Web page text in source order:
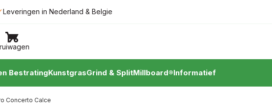
Leveringen in Nederland & Belgie
BestratingKunstgrasGrind & SplitMillboard®Informatief
Concerto Calce